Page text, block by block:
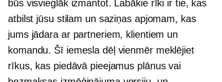
būs visvieglāk izmantot. Labākie rīki ir tie, kas
atbilst jūsu stilam un saziņas apjomam, kas
jums jādara ar partneriem, klientiem un
komandu. Šī iemesla dēļ vienmēr meklējiet
rīkus, kas piedāvā pieejamus plānus vai